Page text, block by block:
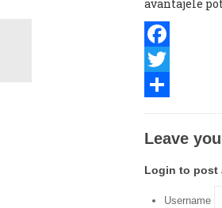
avantajele
Facebook
Twitter
Leave
Login to post
Username